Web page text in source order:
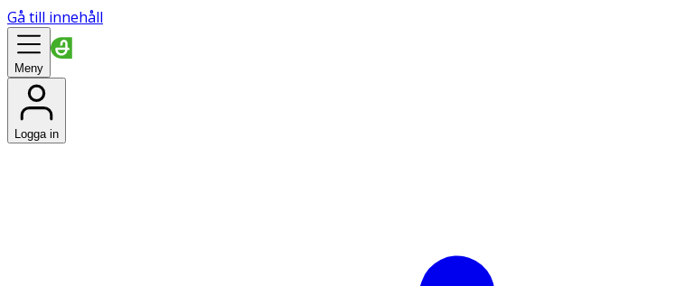
Gå till innehåll
Meny
Logga in